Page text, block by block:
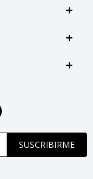
SUSCRIBIRME